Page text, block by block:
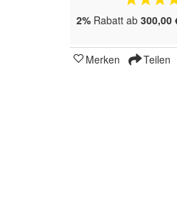
2% Rabatt ab 300,00
Merken Teilen